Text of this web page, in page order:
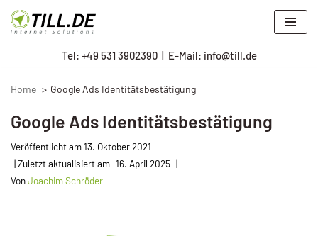
Zum
Tel: +49 531 3902390| E-Mail: info@till.de
Home Google Ads Identitätsbestätigung
Google Ads Identitätsbestätigung
Veröffentlicht am13. Oktober 2021
16. April 2025
VonJoachim Schröder